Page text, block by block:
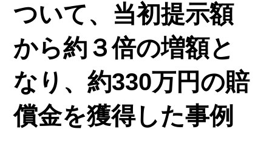
ついて、当初提示額
から約３倍の増額と
なり、約330万円の賠
償金を獲得した事例